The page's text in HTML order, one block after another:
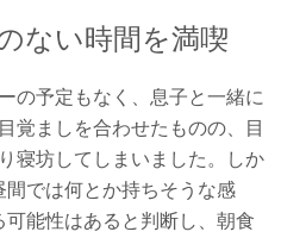
ない時間を満喫
の予定もなく、息子と一緒に
覚ましを合わせたものの、目
寝坊してしまいました。しか
間では何とか持ちそうな感
能性はあると判断し、朝食